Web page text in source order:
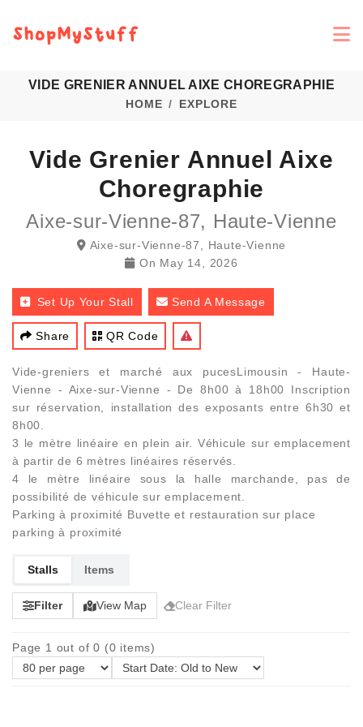
VIDE GRENIER ANNUEL AIXE CHOREGRAPHIE
HOME EXPLORE
Vide Grenier Annuel Aixe
Choregraphie
Aixe-sur-Vienne-87, Haute-Vienne
Aixe-sur-Vienne-87, Haute-Vienne
On May 14, 2026
Set Up Your Stall Send A Message
Share QR Code
Vide-greniers et marché aux pucesLimousin - Haute-
Vienne - Aixe-sur-Vienne - De 8h00 à 18h00 Inscription
sur réservation, installation des exposants entre 6h30 et
8h00.
3 le mètre linéaire en plein air. Véhicule sur emplacement
à partir de 6 mètres linéaires réservés.
4 le mètre linéaire sous la halle marchande, pas de
possibilité de véhicule sur emplacement.
Parking à proximité Buvette et restauration sur place
parking à proximité
Stalls Items
Filter View Map Clear Filter
Page 1 out of 0 (0 items)